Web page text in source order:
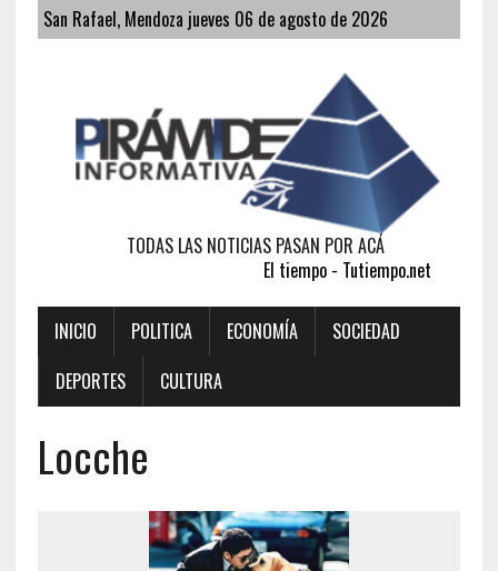
San Rafael, Mendoza jueves 06 de agosto de 2026
TODAS LAS NOTICIAS PASAN POR ACÁ
El tiempo - Tutiempo.net
INICIO POLITICA ECONOMÍA
SOCIEDAD
DEPORTES
CULTURA
Locche